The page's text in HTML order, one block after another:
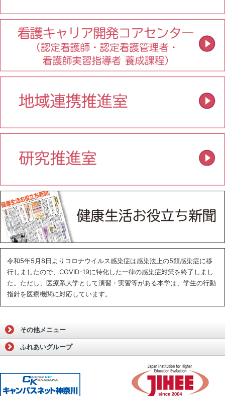
令和5年5月8日よりコロナウイルス感染症は感染法上の5類感染症に移
行しましたので、COVID-19に特化した一律の感染症対策を終了しまし
た。ただし、医療系大学として演習・実習等がある本学は、学生の行動
指針を医療機関に対応しています。
その他メニュー
ふれあいグループ